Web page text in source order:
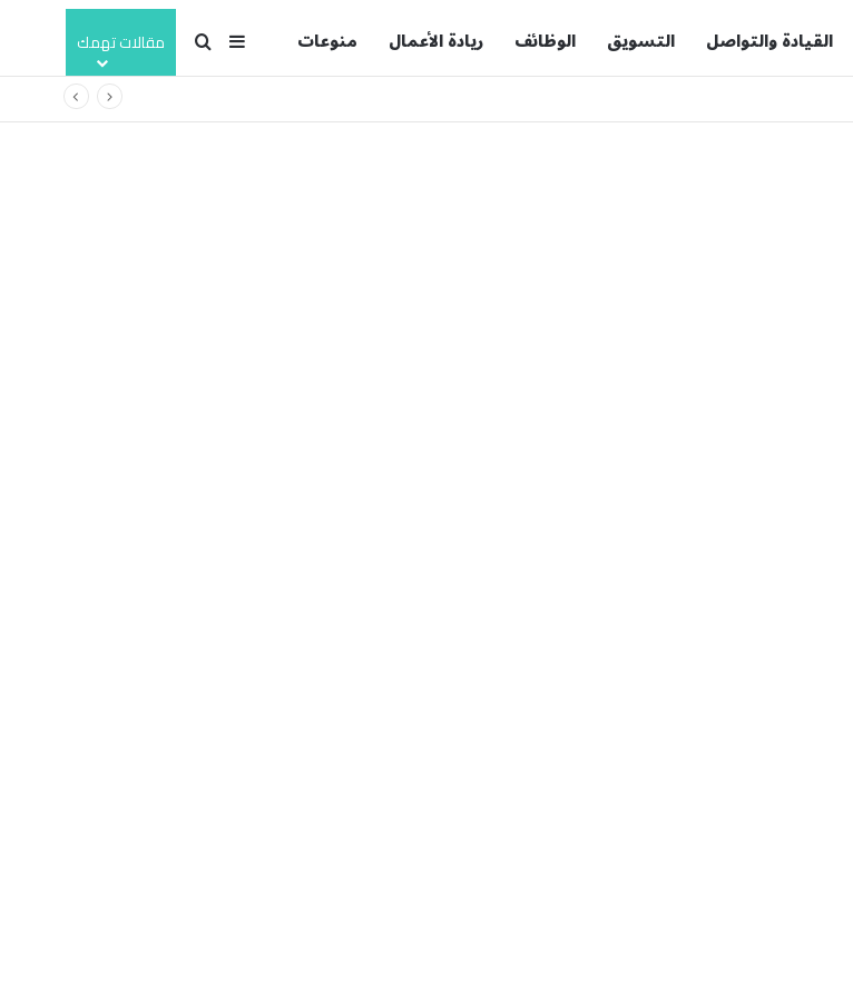
القيادة والتواصل التسويق الوظائف ريادة الأعمال منوعات إضافة عمود جانبي
بحث عنمقالات تهمك